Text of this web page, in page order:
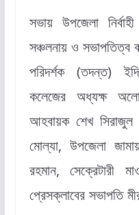
সভায় উপজেলা
সঞ্চলনায় ও সভাপতিত্ব
পরিদর্শক (তদন্ত)
কলেজের অধ্যক্ষ
আহবায়ক শেখ সিরাজুল
মোল্যা, উপজেলা
রহমান, সেক্রেটারী
প্রেসক্লাবের সভাপতি